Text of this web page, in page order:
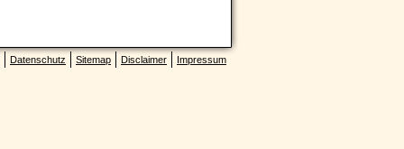
Impressum
Disclaimer
Sitemap
Datenschutz